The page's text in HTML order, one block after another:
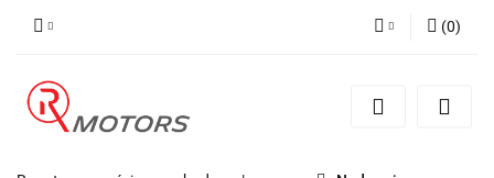
Zarejestruj się
(0)